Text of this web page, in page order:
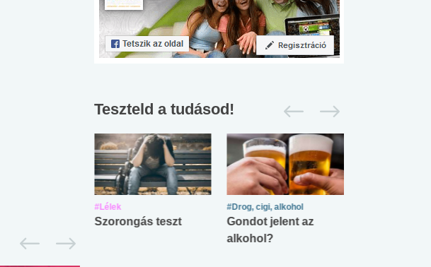
Teszteld a tudásod!
#Lélek
Szorongás teszt
#Drog, cigi, alkohol
Gondot jelent az
alkohol?